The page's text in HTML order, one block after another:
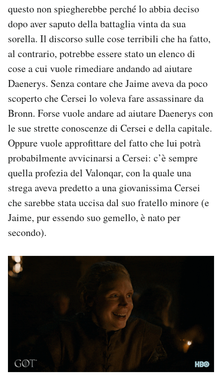
questo non spiegherebbe perché lo abbia deciso
dopo aver saputo della battaglia vinta da sua
sorella. Il discorso sulle cose terribili che ha fatto,
al contrario, potrebbe essere stato un elenco di
cose a cui vuole rimediare andando ad aiutare
Daenerys. Senza contare che Jaime aveva da poco
scoperto che Cersei lo voleva fare assassinare da
Bronn. Forse vuole andare ad aiutare Daenerys con
le sue strette conoscenze di Cersei e della capitale.
Oppure vuole approfittare del fatto che lui potrà
probabilmente avvicinarsi a Cersei: c’è sempre
quella profezia del Valonqar, con la quale una
strega aveva predetto a una giovanissima Cersei
che sarebbe stata uccisa dal suo fratello minore (e
Jaime, pur essendo suo gemello, è nato per
secondo).